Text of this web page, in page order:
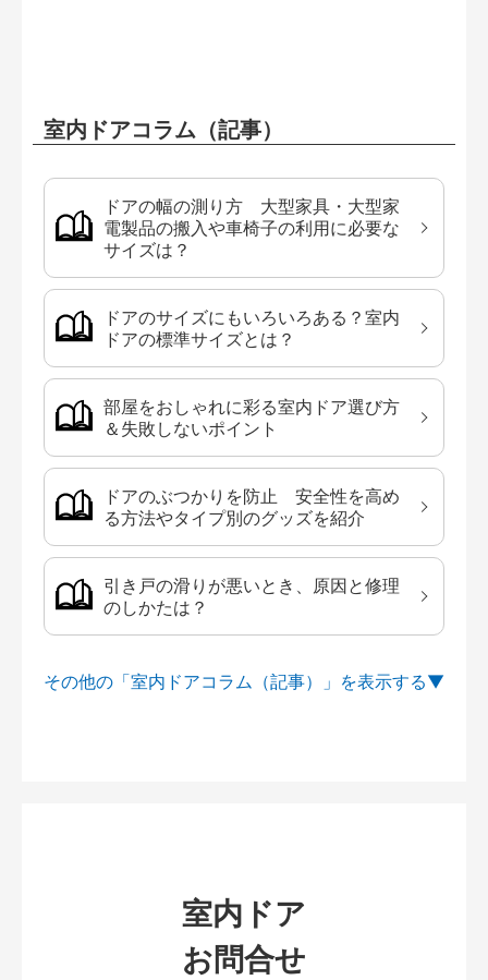
室内ドアコラム（記事）
ドアの幅の測り方 大型家具・大型家
電製品の搬入や車椅子の利用に必要な
サイズは？
ドアのサイズにもいろいろある？室内
ドアの標準サイズとは？
部屋をおしゃれに彩る室内ドア選び方
＆失敗しないポイント
ドアのぶつかりを防止 安全性を高め
る方法やタイプ別のグッズを紹介
引き戸の滑りが悪いとき、原因と修理
のしかたは？
その他の「室内ドアコラム（記事）」を
室内ドア
お問合せ